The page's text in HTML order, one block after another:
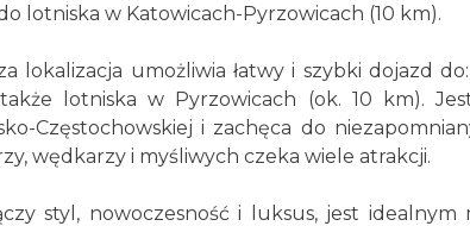
lotniska w Katowicach-Pyrzowicach (10 km).
lokalizacja umożliwia łatwy i szybki dojazd
lotniska w Pyrzowicach (ok. 10 km).
Częstochowskiej i zachęca do
wędkarzy i myśliwych czeka wiele atrakcji.
styl, nowoczesność i luksus, jest